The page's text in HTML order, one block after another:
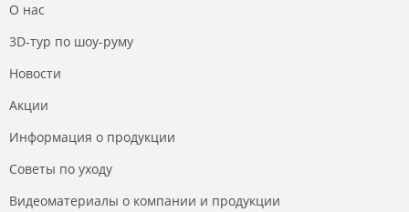
О нас
3D-тур по шоу-руму
Новости
Акции
Информация о продукции
Советы по уходу
Видеоматериалы о компании и продукции